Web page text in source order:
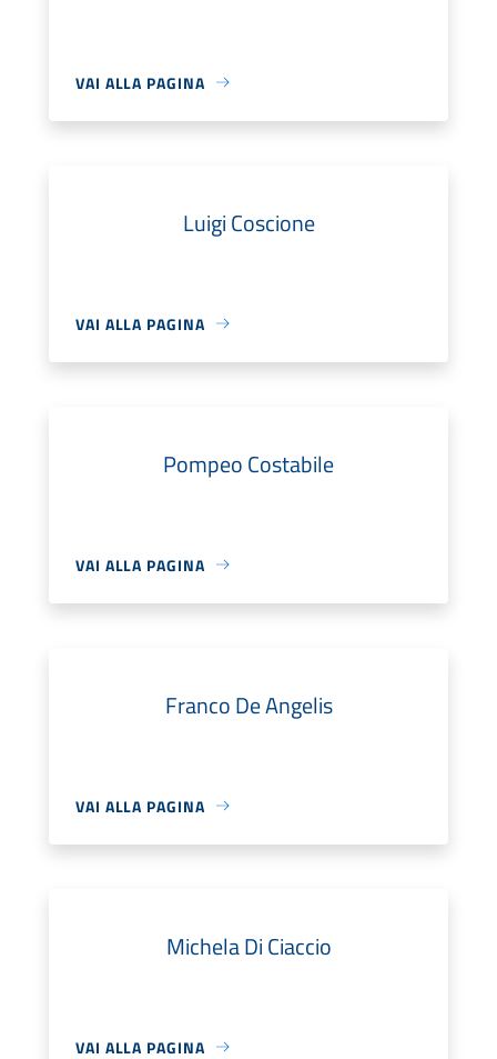
VAI ALLA PAGINA
Luigi Coscione
VAI ALLA PAGINA
Pompeo Costabile
VAI ALLA PAGINA
Franco De Angelis
VAI ALLA PAGINA
Michela Di Ciaccio
VAI ALLA PAGINA